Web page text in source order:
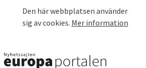
Den här webbplatsen använder
sig av cookies. Mer information